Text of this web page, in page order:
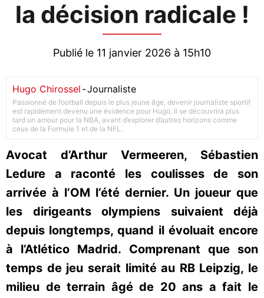
la décision radicale !
Publié le 11 janvier 2026 à 15h10
Hugo Chirossel -Journaliste
Passionné de football depuis le plus jeune âge, devenir journaliste sportif
est rapidement devenu une évidence pour Hugo. Il se découvrira plus
tard un amour pour la NBA, avant d’explorer d’autres horizons comme
ceux de la Formule 1 et de la NFL.
Avocat d’Arthur Vermeeren, Sébastien
Ledure a raconté les coulisses de son
arrivée à l’OM l’été dernier. Un joueur que
les dirigeants olympiens suivaient déjà
depuis longtemps, quand il évoluait encore
à l’Atlético Madrid. Comprenant que son
temps de jeu serait limité au RB Leipzig, le
milieu de terrain âgé de 20 ans a fait le